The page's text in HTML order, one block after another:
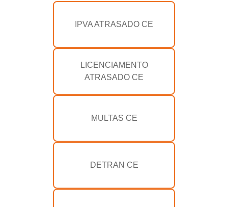
IPVA ATRASADO CE
LICENCIAMENTO
ATRASADO CE
MULTAS CE
DETRAN CE